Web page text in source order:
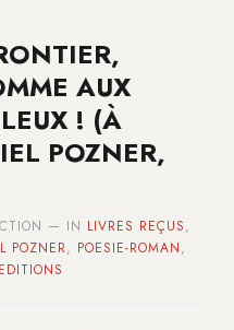
AUX
! (À
POZNER,
— IN LIVRES REÇUS,
POZNER, POESIE-ROMAN,